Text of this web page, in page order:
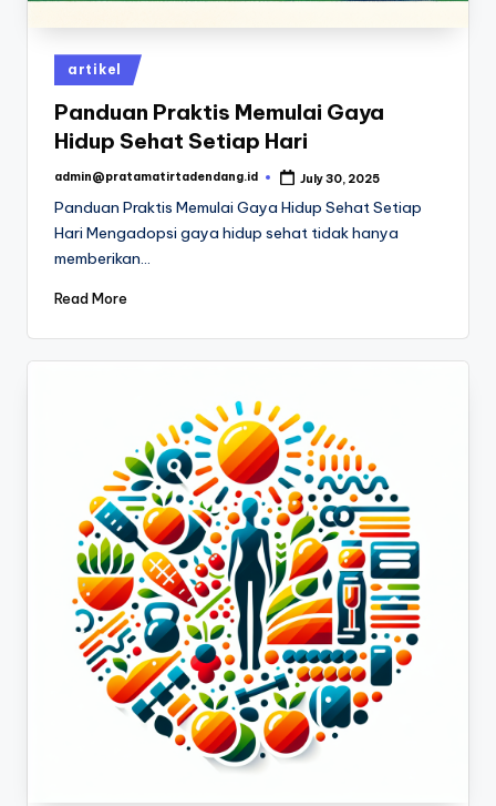
Posted
in
artikel
Panduan Praktis Memulai Gaya
Hidup Sehat Setiap Hari
Posted
admin@pratamatirtadendang.id July 30, 2025
Panduan Praktis Memulai Gaya Hidup Sehat Setiap
Hari Mengadopsi gaya hidup sehat tidak hanya
memberikan…
Read More